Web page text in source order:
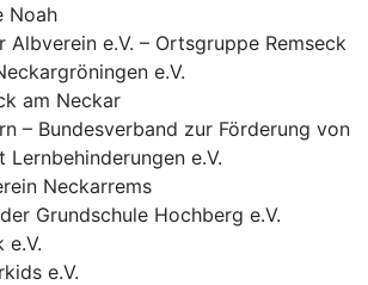
Noah
Albverein e.V. – Ortsgruppe Remseck
e.V.
am Neckar
– Bundesverband zur Förderung von
Lernbehinderungen e.V.
Neckarrems
Grundschule Hochberg e.V.
e.V.
e.V.